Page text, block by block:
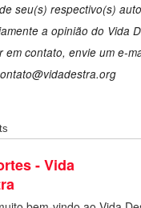
seu(s) respectivo(s)
a opinião do Vida
em contato, envie um e-
- Vida